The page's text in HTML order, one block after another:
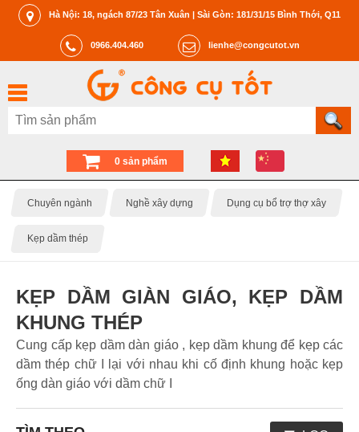
Hà Nội: 18, ngách 87/23 Tân Xuân | Sài Gòn: 181/31/15 Bình Thới, Q11
0966.404.460 lienhe@congcutot.vn
0 sản phẩm
Chuyên ngành Nghề xây dựng Dụng cụ bổ trợ thợ xây
Kẹp dầm thép
KẸP DẦM GIÀN GIÁO, KẸP DẦM
KHUNG THÉP
Cung cấp kẹp dầm dàn giáo , kẹp dầm khung để kẹp các
dầm thép chữ I lại với nhau khi cố định khung hoặc kẹp
ống dàn giáo với dầm chữ I